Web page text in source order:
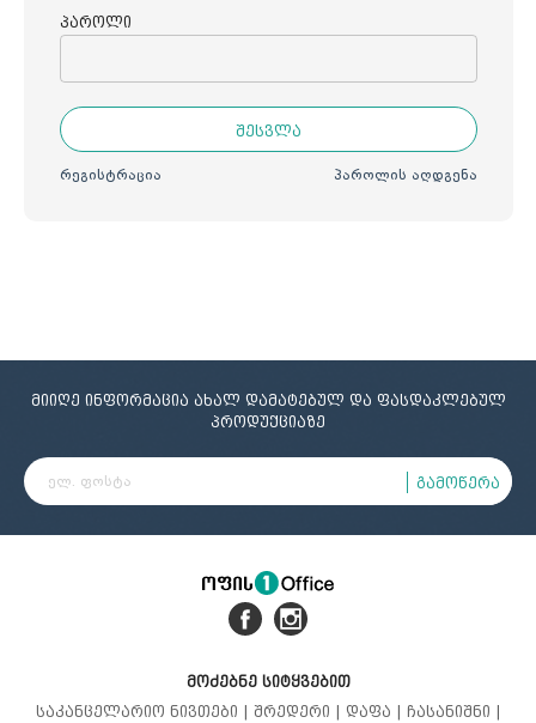
პაროლი
შესვლა
რეგისტრაცია პაროლის აღდგენა
მიიღე ინფორმაცია ახალ დამატებულ და ფასდაკლებულ
პროდუქციაზე
გამოწერა
მოძებნე სიტყვებით
საკანცელარიო ნივთები | შრედერი | დაფა | ჩასანიშნი |